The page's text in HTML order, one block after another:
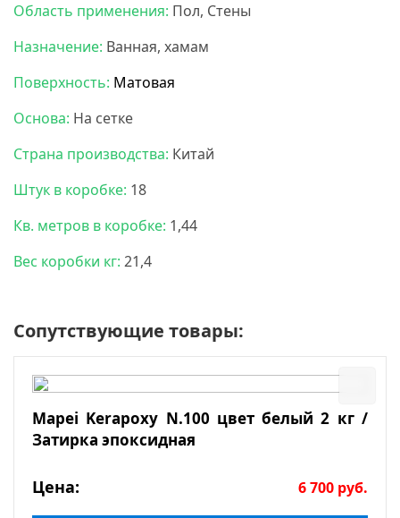
Область применения: Пол, Стены
Назначение: Ванная, хамам
Поверхность: Матовая
Основа: На сетке
Страна производства: Китай
Штук в коробке: 18
Кв. метров в коробке: 1,44
Вес коробки кг: 21,4
Сопутствующие товары:
Mapei Kerapoxy N.100 цвет белый 2 кг /
Затирка эпоксидная
Цена: 6 700 руб.